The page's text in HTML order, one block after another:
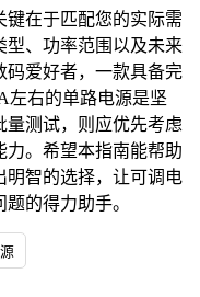
在于匹配您的实际需
型、功率范围以及未来
码爱好者，一款具备完
左右的单路电源是坚
量测试，则应优先考虑
力。希望本指南能帮助
明智的选择，让可调电
的得力助手。